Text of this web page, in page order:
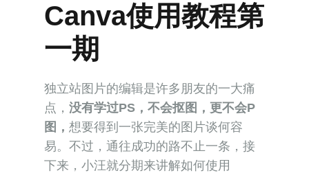
Canva使用教程第
一期
独立站图片的编辑是许多朋友的一大痛
点， 没有学过PS， 不会抠图，更不会P
图， 想要得到一张完美的图片谈何容
易。不过，通往成功的路不止一条，接
下来，小汪就分期来讲解如何使用